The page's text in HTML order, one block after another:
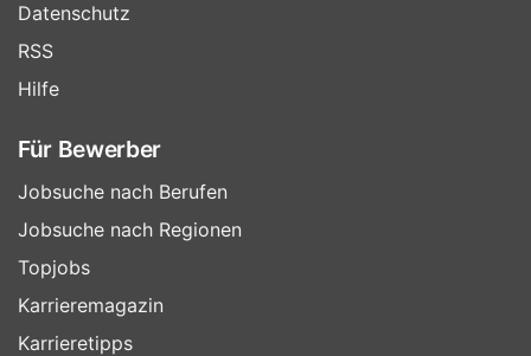
Datenschutz
RSS
Hilfe
Für Bewerber
Jobsuche nach Berufen
Jobsuche nach Regionen
Topjobs
Karrieremagazin
Karrieretipps